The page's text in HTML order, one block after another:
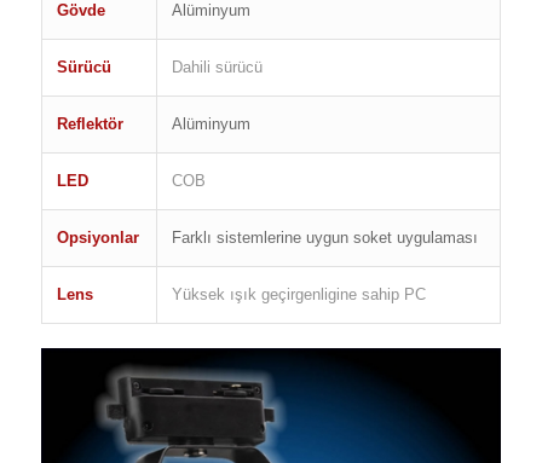
Gövde Alüminyum
Sürücü Dahili sürücü
Reflektör Alüminyum
LED COB
Opsiyonlar Farklı sistemlerine uygun soket uygulaması
Lens Yüksek ışık geçirgenligine sahip PC